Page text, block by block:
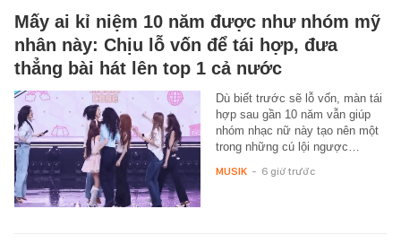
Mấy ai kỉ niệm 10 năm được như nhóm mỹ
nhân này: Chịu lỗ vốn để tái hợp, đưa
thẳng bài hát lên top 1 cả nước
Dù biết trước sẽ lỗ vốn, màn tái
hợp sau gần 10 năm vẫn giúp
nhóm nhạc nữ này tạo nên một
trong những cú lội ngược…
MUSIK - 6 giờ trước